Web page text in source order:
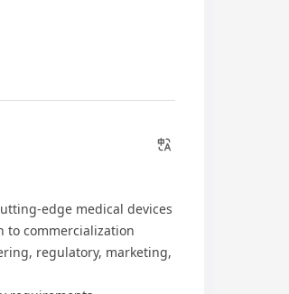
edge medical devices
to commercialization
regulatory, marketing,